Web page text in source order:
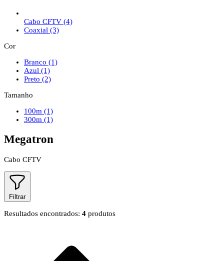
Cabo CFTV (4)
Coaxial (3)
Cor
Branco (1)
Azul (1)
Preto (2)
Tamanho
100m (1)
300m (1)
Megatron
Cabo CFTV
Filtrar
Resultados encontrados: 4 produtos